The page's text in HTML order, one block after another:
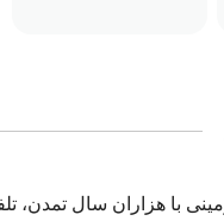
با هزاران سال تمدن،